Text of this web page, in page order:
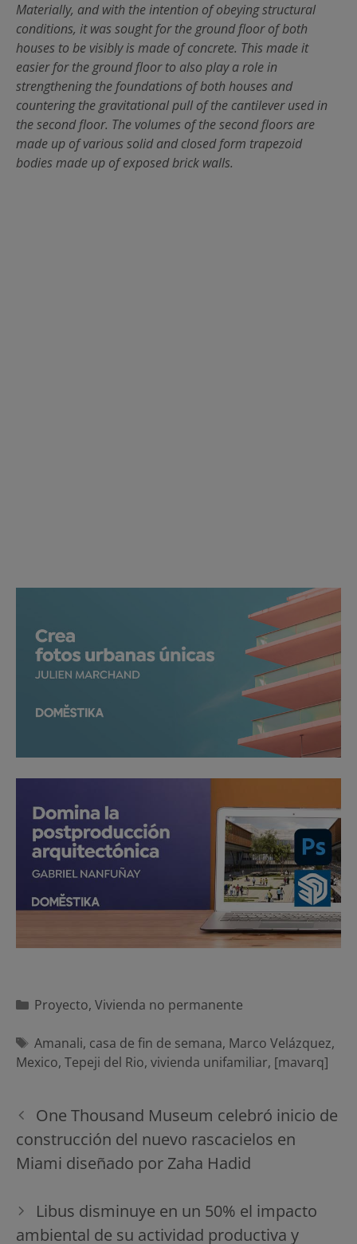
Materially, and with the intention of obeying structural
conditions, it was sought for the ground floor of both
houses to be visibly is made of concrete. This made it
easier for the ground floor to also play a role in
strengthening the foundations of both houses and
countering the gravitational pull of the cantilever used in
the second floor. The volumes of the second floors are
made up of various solid and closed form trapezoid
bodies made up of exposed brick walls.
Categorías
Proyecto, Vivienda no permanente
Etiquetas
Amanali, casa de fin de semana, Marco Velázquez,
Mexico, Tepeji del Rio, vivienda unifamiliar, [mavarq]
Navegación
entradas
One Thousand Museum celebró inicio de
construcción del nuevo rascacielos en
Miami diseñado por Zaha Hadid
Libus disminuye en un 50% el impacto
ambiental de su actividad productiva y